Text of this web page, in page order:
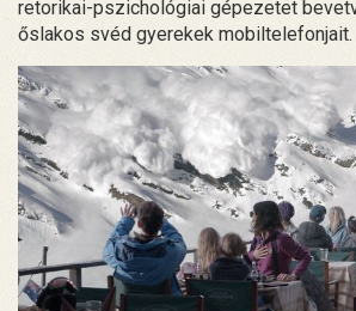
retorikai-pszichológiai gépezetet
őslakos svéd gyerekek mobiltelefonjait.